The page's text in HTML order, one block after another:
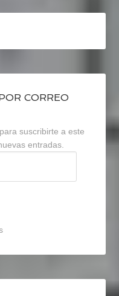
CORREO
suscribirte a este
entradas.